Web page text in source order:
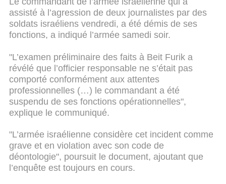
assisté à l’agression de deux journalistes par des
soldats israéliens vendredi, a été démis de ses
fonctions, a indiqué l’armée samedi soir.
"L’examen préliminaire des faits à Beit Furik a
révélé que l’officier responsable ne s’était pas
comporté conformément aux attentes
professionnelles (…) le commandant a été
suspendu de ses fonctions opérationnelles",
explique le communiqué.
"L’armée israélienne considère cet incident comme
grave et en violation avec son code de
déontologie", poursuit le document, ajoutant que
l’enquête est toujours en cours.